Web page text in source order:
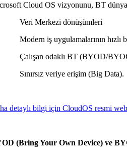
Cloud OS vizyonunu, BT
Veri Merkezi dönüşümleri
Modern iş uygulamalarının hızlı
Çalışan odaklı BT (BYOD/
Sınırsız veriye erişim (Big Data).
detaylı bilgi için CloudOS resmi
(Bring Your Own Device) ve